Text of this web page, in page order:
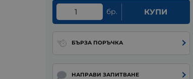
бр. КУПИ
БЪРЗА ПОРЪЧКА
НАПРАВИ ЗАПИТВАНЕ